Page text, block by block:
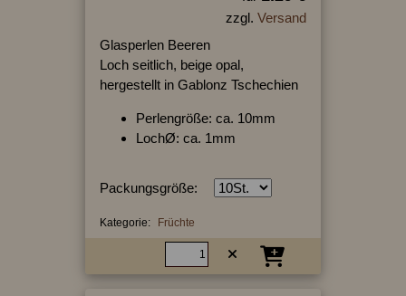
zzgl. Versand
Glasperlen Beeren
Loch seitlich, beige opal,
hergestellt in Gablonz Tschechien
Perlengröße: ca. 10mm
LochØ: ca. 1mm
Packungsgröße:
Kategorie: Früchte